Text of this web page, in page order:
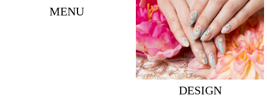
MENU
DESIGN